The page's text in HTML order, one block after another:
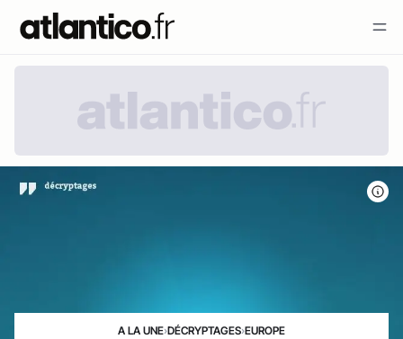
A LA UNE›DÉCRYPTAGES›EUROPE